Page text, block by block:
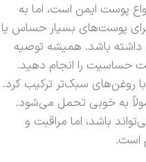
پوست ایمن است، اما به
پوست‌های بسیار حساس یا
داشته باشد. همیشه توصیه
حساسیت را انجام دهید.
روغن‌های سبک‌تر ترکیب کرد.
به خوبی تحمل می‌شود.
باشد، اما مراقبت و
است.